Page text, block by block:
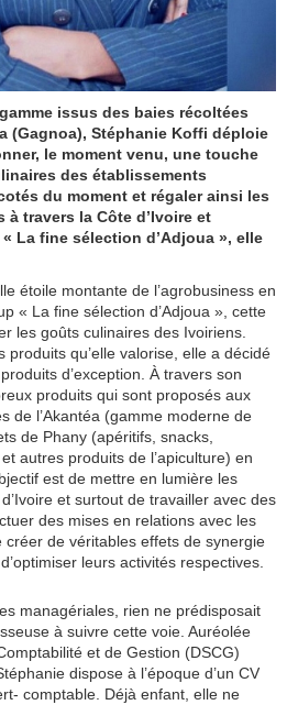
issus des baies récoltées
(Gagnoa), Stéphanie Koffi déploie
le moment venu, une touche
des établissements
du moment et régaler ainsi les
travers la Côte d’Ivoire et
La fine sélection d’Adjoua », elle
étoile montante de l’agrobusiness en
« La fine sélection d’Adjoua », cette
les goûts culinaires des Ivoiriens.
produits qu’elle valorise, elle a décidé
d’exception. À travers son
produits qui sont proposés aux
de l’Akantéa (gamme moderne de
de Phany (apéritifs, snacks,
autres produits de l’apiculture) en
est de mettre en lumière les
et surtout de travailler avec des
des mises en relations avec les
de véritables effets de synergie
leurs activités respectives.
managériales, rien ne prédisposait
à suivre cette voie. Auréolée
et de Gestion (DSCG)
dispose à l’époque d’un CV
comptable. Déjà enfant, elle ne